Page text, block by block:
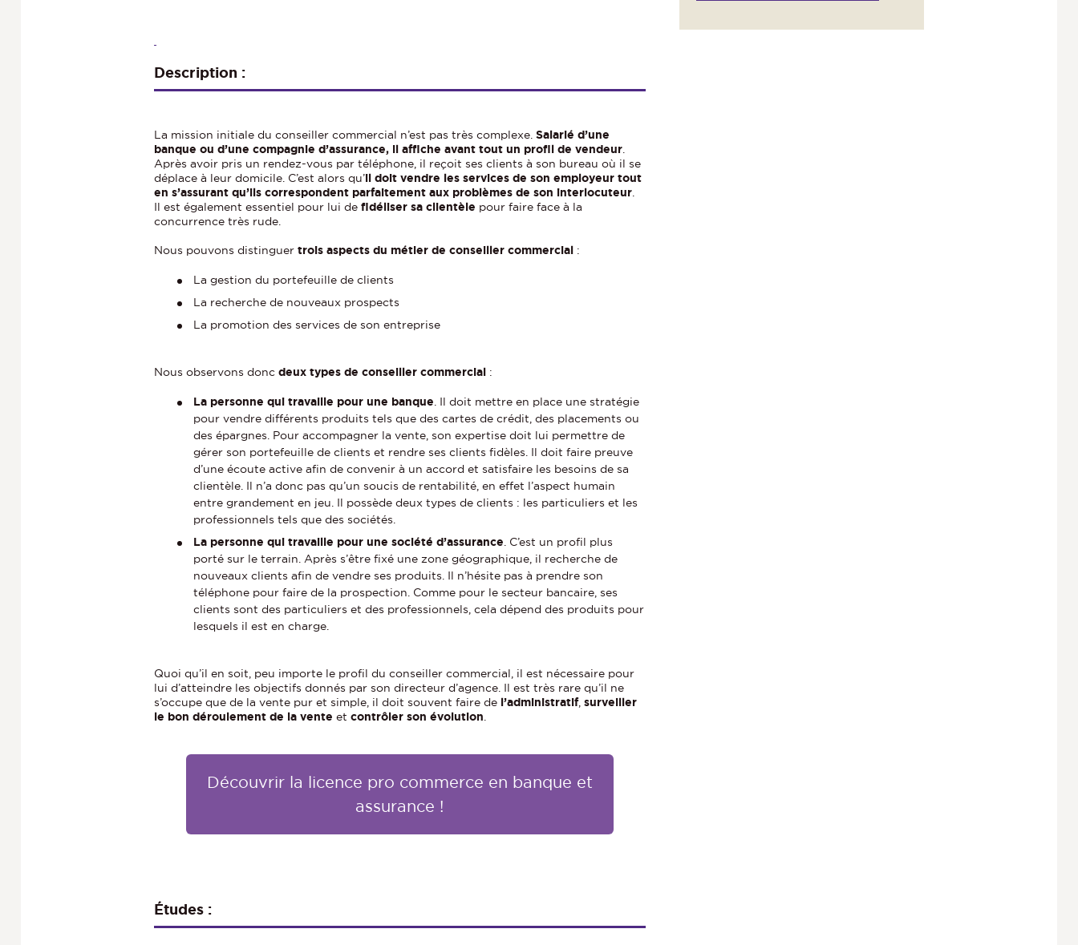
Description :
La mission initiale du conseiller commercial n’est pas très complexe. Salarié d’une
banque ou d’une compagnie d’assurance, il affiche avant tout un profil de vendeur
Après avoir pris un rendez-vous par téléphone, il reçoit ses clients à son bureau où il se
déplace à leur domicile. C’est alors qu’il doit vendre les services de son employeur tout
en s’assurant qu’ils correspondent parfaitement aux problèmes de son interlocuteur
Il est également essentiel pour lui de fidéliser sa clientèle pour faire face à la
concurrence très rude.
Nous pouvons distinguer trois aspects du métier de conseiller commercial :
La gestion du portefeuille de clients
La recherche de nouveaux prospects
La promotion des services de son entreprise
Nous observons donc deux types de conseiller commercial :
La personne qui travaille pour une banque . Il doit mettre en place une stratégie
pour vendre différents produits tels que des cartes de crédit, des placements ou
des épargnes. Pour accompagner la vente, son expertise doit lui permettre de
gérer son portefeuille de clients et rendre ses clients fidèles. Il doit faire preuve
d’une écoute active afin de convenir à un accord et satisfaire les besoins de sa
clientèle. Il n’a donc pas qu’un soucis de rentabilité, en effet l’aspect humain
entre grandement en jeu. Il possède deux types de clients : les particuliers et les
professionnels tels que des sociétés.
La personne qui travaille pour une société d’assurance . C’est un profil plus
porté sur le terrain. Après s’être fixé une zone géographique, il recherche de
nouveaux clients afin de vendre ses produits. Il n’hésite pas à prendre son
téléphone pour faire de la prospection. Comme pour le secteur bancaire, ses
clients sont des particuliers et des professionnels, cela dépend des produits pour
lesquels il est en charge.
Quoi qu’il en soit, peu importe le profil du conseiller commercial, il est nécessaire pour
lui d’atteindre les objectifs donnés par son directeur d’agence. Il est très rare qu’il ne
s’occupe que de la vente pur et simple, il doit souvent faire de l’administratif, surveiller
le bon déroulement de la vente et contrôler son évolution
Découvrir la licence pro commerce en banque et
assurance !
Études :